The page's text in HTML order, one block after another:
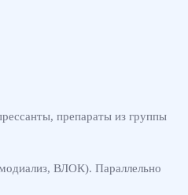
препараты из группы
ВЛОК). Параллельно